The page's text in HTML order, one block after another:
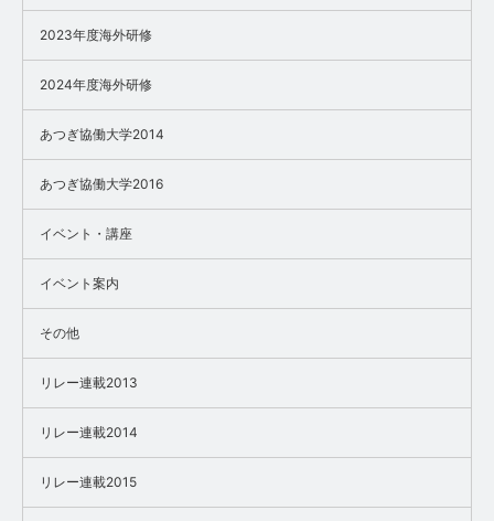
2023年度海外研修
2024年度海外研修
あつぎ協働大学2014
あつぎ協働大学2016
イベント・講座
イベント案内
その他
リレー連載2013
リレー連載2014
リレー連載2015